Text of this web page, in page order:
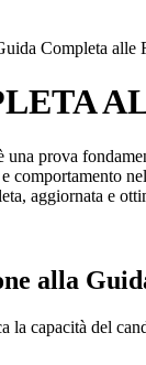
Completa alle
una prova
comportamento
aggiornata e
alla
la capacità del